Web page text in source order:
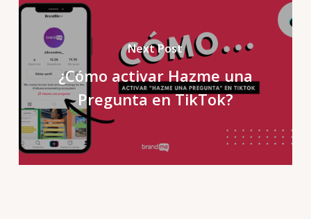
Next Post
¿Cómo activar Hazme una
Pregunta en TikTok?